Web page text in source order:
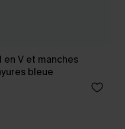
V et manches
bleue